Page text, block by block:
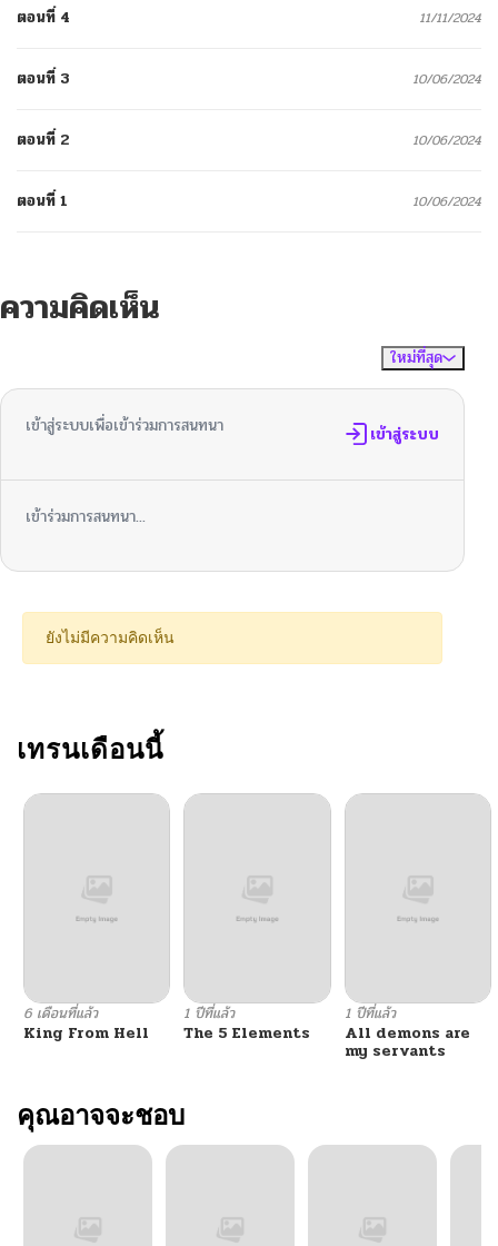
ตอนที่ 4 11/11/2024
ตอนที่ 3 10/06/2024
ตอนที่ 2 10/06/2024
ตอนที่ 1 10/06/2024
ความคิดเห็น
ใหม่ที่สุด
เข้าสู่ระบบเพื่อเข้าร่วมการสนทนา เข้าสู่ระบบ
เข้าร่วมการสนทนา...
ยังไม่มีความคิดเห็น
เทรนเดือนนี้
6 เดือนที่แล้ว
King From Hell
1 ปีที่แล้ว
The 5 Elements
1 ปีที่แล้ว
All demons are
my servants
คุณอาจจะชอบ